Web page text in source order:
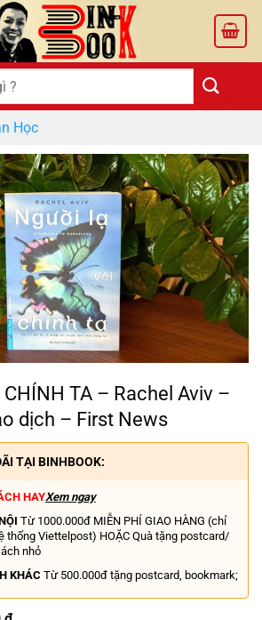
Học
CHÍNH TA – Rachel Aviv –
dịch – First News
TẠI BINHBOOK:
HAYXem ngay
Từ 1000.000đ MIỄN PHÍ GIAO HÀNG (chỉ
thống Viettelpost) HOẶC Quà tặng postcard/
nhỏ
KHÁC Từ 500.000đ tặng postcard, bookmark;